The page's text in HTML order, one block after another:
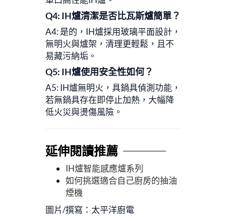
Q4: IH爐清潔是否比瓦斯爐簡單？
A4: 是的，IH爐採用玻璃平面設計，
無明火與爐架，清理更輕鬆，且不
易藏污納垢。
Q5: IH爐使用安全性如何？
A5: IH爐無明火，具鍋具偵測功能，
若無鍋具存在即停止加熱，大幅降
低火災與燙傷風險。
延伸閱讀推薦
IH爐智能感應爐系列
如何挑選適合自己廚房的抽油
煙機
圖片/撰寫：太平洋廚電